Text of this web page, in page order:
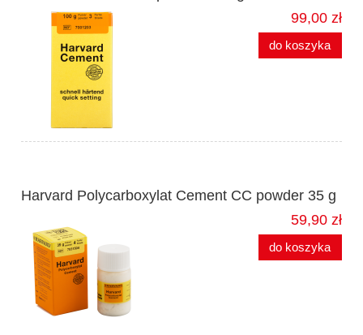
99,00 zł
do koszyka
Harvard Polycarboxylat Cement CC powder 35 g
59,90 zł
do koszyka